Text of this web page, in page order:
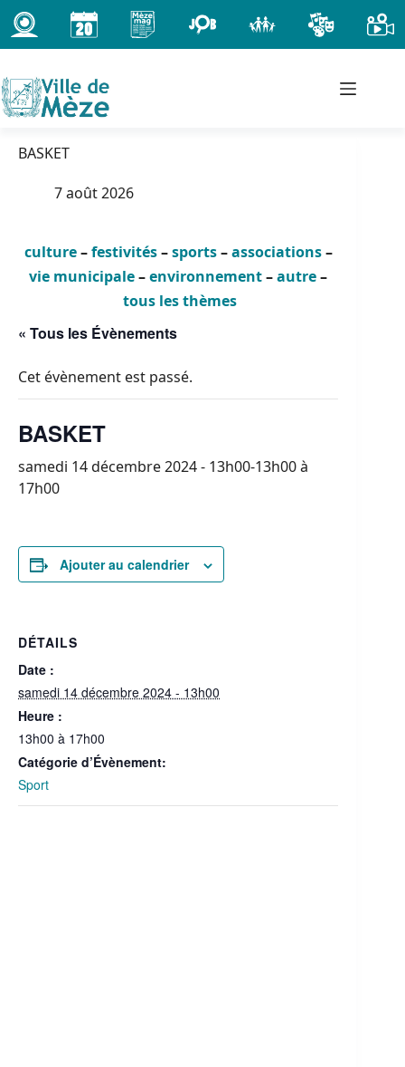
Passer
au
contenu
BASKET
7 août 2026
culture–festivités–sports–associations–
vie municipale–environnement–autre–
tous les thèmes
« Tous les Évènements
Cet évènement est passé.
BASKET
samedi 14 décembre 2024 - 13h00-13h00à
17h00
Ajouter au calendrier
DÉTAILS
Date :
samedi 14 décembre 2024 - 13h00
Heure :
13h00 à 17h00
Catégorie d’Évènement:
Sport